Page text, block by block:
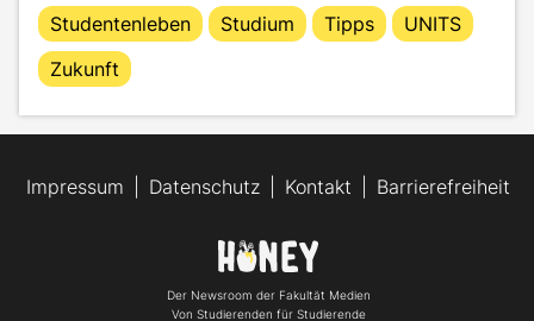
Studentenleben
Studium Tipps
UNITS
Zukunft
Der Newsroom der Fakultät Medien
Von Studierenden für Studierende
Impressum Datenschutz Kontakt Barrierefreiheit